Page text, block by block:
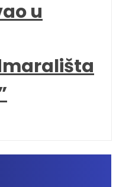
u